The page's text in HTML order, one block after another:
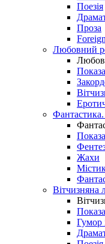
Поезія
Проза
Любовний
Жахи
Вітчизняна
Гумор